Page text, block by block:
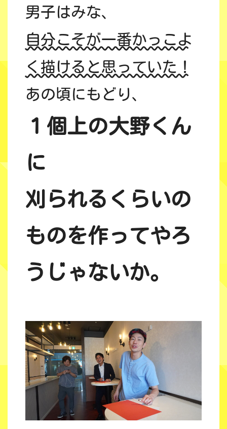
男子はみな、
自分こそが一番かっこよ
く描けると思っていた！
あの頃にもどり、
１個上の大野くん
に
刈られるくらいの
ものを作ってやろ
うじゃないか。